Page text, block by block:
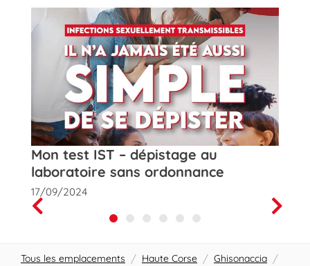
Mon test IST – dépistage au
laboratoire sans ordonnance
17/09/2024
Prev
Next
Tous les emplacements / Haute Corse / Ghisonaccia /